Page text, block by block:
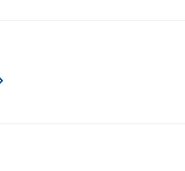
ASSOCIATIVE
INFORMAZIONI